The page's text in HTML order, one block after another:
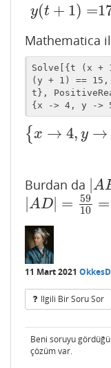
y(t + 1) =
Mathematica
Solve[{t (x +
(y + 1) ==
t},
{x -> 4, y ->
{ x → 4, y →
{x→4,y →5,z →5
Burdan da |A
|AB
|AD| =
59
10
=
|AD| 59 10= 5.9
11 Mart 2021
Ilgili Bir Soru Sor
Beni soruyu
çözüm var.